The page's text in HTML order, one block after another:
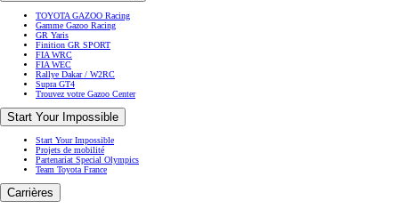
TOYOTA GAZOO Racing
Gamme Gazoo Racing
GR Yaris
Finition GR SPORT
FIA WRC
FIA WEC
Rallye Dakar / W2RC
Supra GT4
Trouvez votre Gazoo Center
Start Your Impossible
Start Your Impossible
Projets de mobilité
Partenariat Special Olympics
Team Toyota France
Carrières